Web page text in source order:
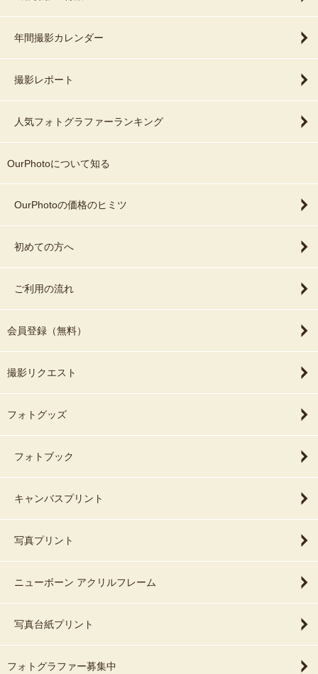
年間撮影カレンダー
撮影レポート
人気フォトグラファーランキング
OurPhotoについて知る
OurPhotoの価格のヒミツ
初めての方へ
ご利用の流れ
会員登録（無料）
撮影リクエスト
フォトグッズ
フォトブック
キャンバスプリント
写真プリント
ニューボーン アクリルフレーム
写真台紙プリント
フォトグラファー募集中